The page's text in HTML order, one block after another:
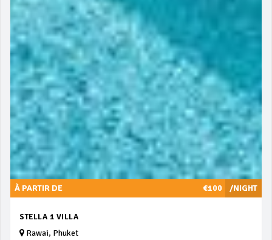
/NIGHT
À PARTIR DE €100
STELLA 1 VILLA
Rawai, Phuket